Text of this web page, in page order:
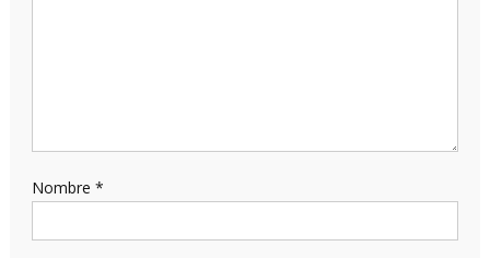
Nombre *